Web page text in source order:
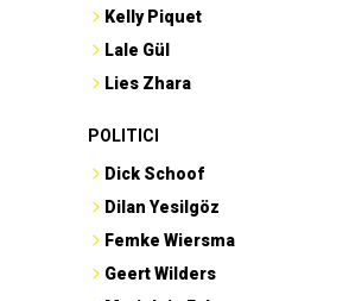
Kelly Piquet
Lale Gül
Lies Zhara
POLITICI
Dick Schoof
Dilan Yesilgöz
Femke Wiersma
Geert Wilders